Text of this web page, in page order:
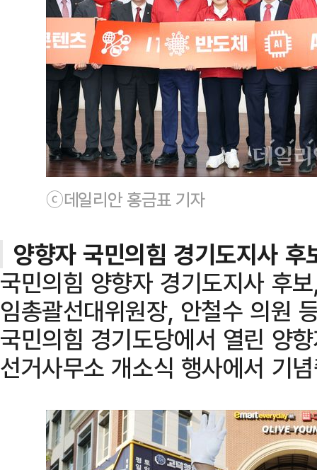
ⓒ데일리안 홍금표 기자
양향자 국민의힘 경기도지사
국민의힘 양향자 경기도지사 후
임총괄선대위원장, 안철수 의원
국민의힘 경기도당에서 열린 양
선거사무소 개소식 행사에서 기